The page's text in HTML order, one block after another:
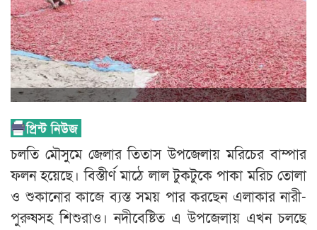
চলতি মৌসুমে জেলার তিতাস উপজেলায় মরিচের বাম্পার
ফলন হয়েছে। বিস্তীর্ণ মাঠে লাল টুকটুকে পাকা মরিচ তোলা
ও শুকানোর কাজে ব্যস্ত সময় পার করছেন এলাকার নারী-
পুরুষসহ শিশুরাও। নদীবেষ্টিত এ উপজেলায় এখন চলছে